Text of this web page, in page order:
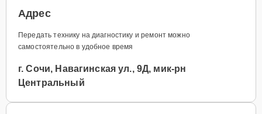
Адрес
Передать технику на диагностику и ремонт можно
самостоятельно в удобное время
г. Сочи, Навагинская ул., 9Д, мик-рн
Центральный